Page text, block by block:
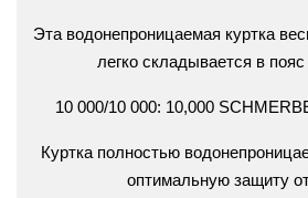
Эта водонепроницаемая куртка
легко складывается в
10 000/10 000: 10,000
Куртка полностью
оптимальную защиту